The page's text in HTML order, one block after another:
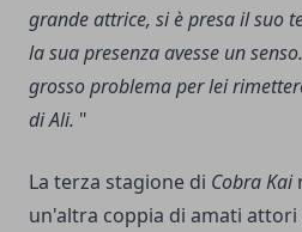
grande attrice, si è presa il suo
la sua presenza avesse un
grosso problema per lei
di Ali. "
La terza stagione di Cobra Kai
un'altra coppia di amati